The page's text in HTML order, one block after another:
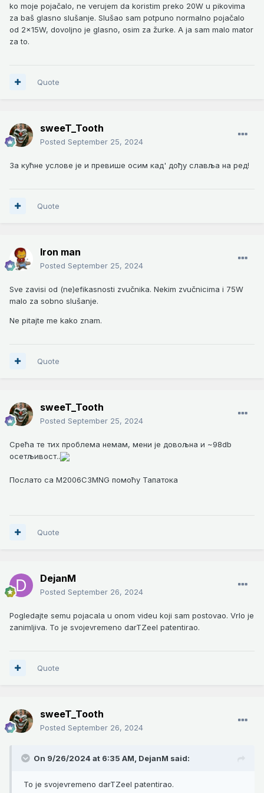
ko moje pojačalo, ne verujem da koristim preko 20W u pikovima
za baš glasno slušanje. Slušao sam potpuno normalno pojačalo
od 2x15W, dovoljno je glasno, osim za žurke. A ja sam malo mator
za to.
Quote
sweeT_Tooth
Posted September 25, 2024
За кућне услове је и превише осим кад' дођу славља на ред!
Quote
Iron man
Posted September 25, 2024
Sve zavisi od (ne)efikasnosti zvučnika. Nekim zvučnicima i 75W
malo za sobno slušanje.
Ne pitajte me kako znam.
Quote
sweeT_Tooth
Posted September 25, 2024
Срећа те тих проблема немам, мени је довољна и ~98db
осетљивост..
Послато са M2006C3MNG помоћу Тапатока
Quote
DejanM
Posted September 26, 2024
Pogledajte semu pojacala u onom videu koji sam postovao. Vrlo je
zanimljiva. To je svojevremeno darTZeel patentirao.
Quote
sweeT_Tooth
Posted September 26, 2024
On 9/26/2024 at 6:35 AM, DejanM said:
To je svojevremeno darTZeel patentirao.